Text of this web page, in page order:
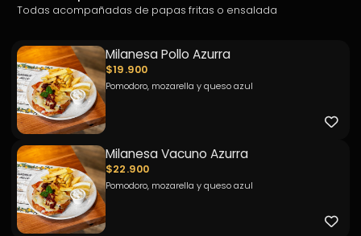
Todas acompañadas de papas fritas o ensalada
Milanesa Pollo Azurra
$19.900
Pomodoro, mozarella y queso azul
Milanesa Vacuno Azurra
$22.900
Pomodoro, mozarella y queso azul